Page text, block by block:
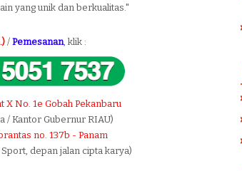
yang unik dan berkualitas."
/ Pemesanan, klik :
X No. 1e Gobah Pekanbaru
/ Kantor Gubernur RIAU)
no. 137b - Panam
depan jalan cipta karya)